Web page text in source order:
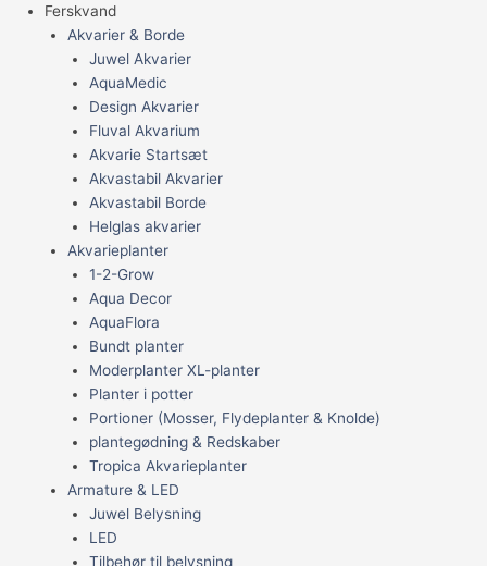
Ferskvand
Akvarier & Borde
Juwel Akvarier
AquaMedic
Design Akvarier
Fluval Akvarium
Akvarie Startsæt
Akvastabil Akvarier
Akvastabil Borde
Helglas akvarier
Akvarieplanter
1-2-Grow
Aqua Decor
AquaFlora
Bundt planter
Moderplanter XL-planter
Planter i potter
Portioner (Mosser, Flydeplanter & Knolde)
plantegødning & Redskaber
Tropica Akvarieplanter
Armature & LED
Juwel Belysning
LED
Tilbehør til belysning